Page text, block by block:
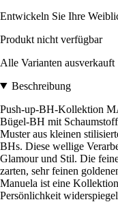
Entwickeln Sie Ihre
Produkt nicht verfügbar
Alle Varianten ausverkauft
Beschreibung
Push-up-BH-Kollektion
Bügel-BH mit
Muster aus kleinen
BHs. Diese wellige
Glamour und Stil. Die
zarten, sehr feinen
Manuela ist eine
Persönlichkeit